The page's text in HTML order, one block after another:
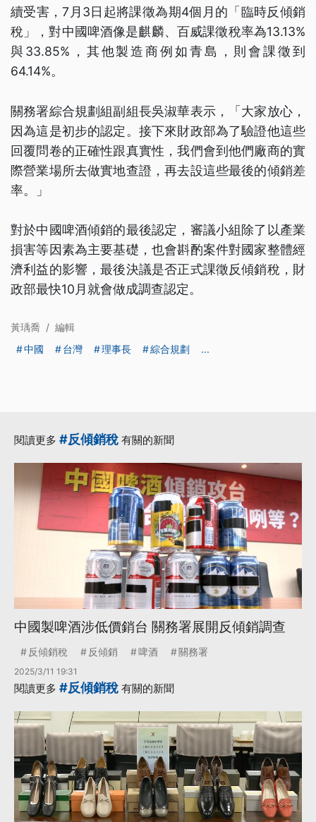
續受害，7月3日起將課徵為期4個月的「臨時反傾銷
稅」，對中國啤酒像是麒麟、百威課徵稅率為13.13%
與33.85%，其他製造商例如青島，則會課徵到
64.14%。
關務署綜合規劃組副組長吳淑華表示，「大家放心，
因為這是初步的認定。接下來財政部為了驗證他這些
回覆問卷的正確性跟真實性，我們會到他們廠商的實
際營業場所去做實地查證，再去設這些最後的傾銷差
率。」
對於中國啤酒傾銷的最後認定，審議小組除了以產業
損害等因素為主要基礎，也會斟酌案件對國家整體經
濟利益的影響，最後決議是否正式課徵反傾銷稅，財
政部最快10月就會做成調查認定。
黃瑀喬 / 編輯
中國
台灣 理事長 綜合規劃 ...
閱讀更多 #反傾銷稅 有關的新聞
中國製啤酒涉低價銷台 關務署展開反傾銷調查
反傾銷稅 反傾銷 啤酒 關務署
2025/3/11 19:31
閱讀更多 #反傾銷稅 有關的新聞